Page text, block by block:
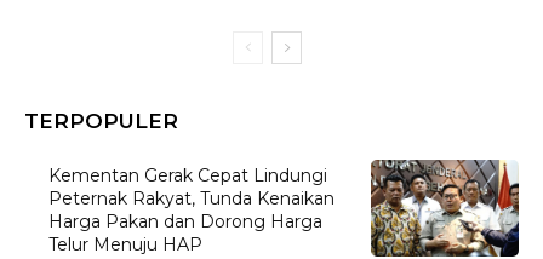
TERPOPULER
Kementan Gerak Cepat Lindungi
Peternak Rakyat, Tunda Kenaikan
Harga Pakan dan Dorong Harga
Telur Menuju HAP